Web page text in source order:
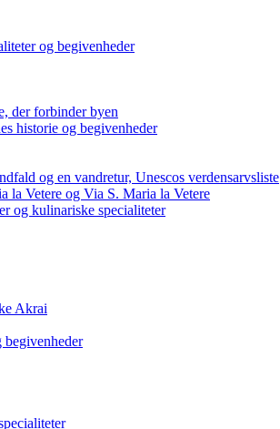
og begivenheder
der forbinder byen
historie og begivenheder
og en vandretur, Unescos verdensarvsliste
la Vetere og Via S. Maria la Vetere
og kulinariske specialiteter
Akrai
begivenheder